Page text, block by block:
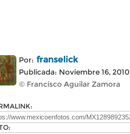
Por: franselick
Publicada: Noviembre 16, 2010
© Francisco Aguilar Zamora